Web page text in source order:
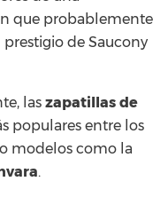
que probablemente
de Saucony
las zapatillas de
populares entre los
modelos como la
.